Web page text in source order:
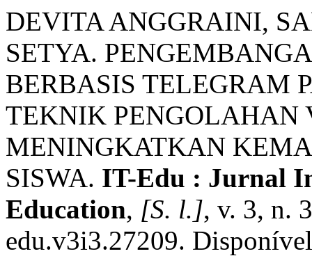
DEVITA ANGGRAINI,
SETYA.
BERBASIS TELEGRAM
TEKNIK PENGOLAHAN
MENINGKATKAN
SISWA. IT-Edu : Jurnal
Education, [S. l.], v. 3, n.
edu.v3i3.27209.